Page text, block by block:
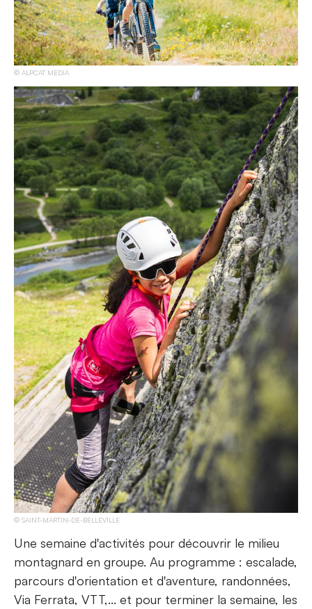
ALPCAT MEDIA
SAINT-MARTIN-DE-BELLEVILLE
Une semaine d'activités pour découvrir le milieu
montagnard en groupe. Au programme : escalade,
parcours d'orientation et d'aventure, randonnées,
Via Ferrata, VTT,... et pour terminer la semaine, les